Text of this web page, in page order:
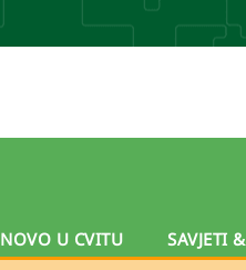
NOVO U CVITU SAVJETI